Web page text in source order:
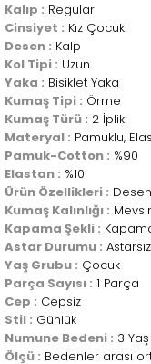
Kalıp : Regular
Cinsiyet : Kız Çocuk
Desen : Kalp
Kol Tipi : Uzun
Yaka : Bisiklet Yaka
Kumaş Tipi : Örme
Kumaş Türü : 2 İplik
Materyal : Pamuklu,
Pamuk-Cotton : %90
Elastan : %10
Ürün Özellikleri :
Kumaş Kalınlığı :
Kapama Şekli :
Astar Durumu : Astarsız
Yaş Grubu : Çocuk
Parça Sayısı : 1 Parça
Cep : Cepsiz
Stil : Günlük
Numune Bedeni : 3 Yaş
Ölçü : Bedenler arası